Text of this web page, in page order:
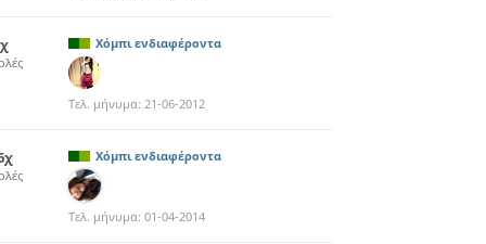
Χόμπι ενδιαφέροντα
Τελ. μήνυμα: 21-06-2012
Χόμπι ενδιαφέροντα
Τελ. μήνυμα: 01-04-2014